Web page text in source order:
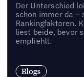
Der Unterschied
schon immer da –
Rankingfaktoren.
liest beide, bevor
empfiehlt.
Blogs